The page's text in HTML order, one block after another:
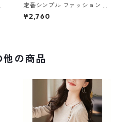
定番シンプル ファッション 半
袖 バックリボン 6色展開ワン
ピース m-734
¥2,760
他の商品